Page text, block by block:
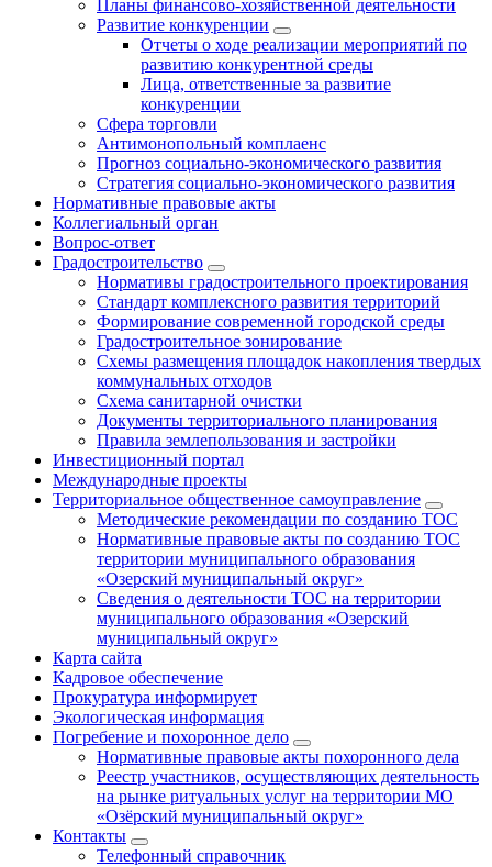
Планы финансово-хозяйственной деятельности
Развитие конкуренции
Отчеты о ходе реализации мероприятий по
развитию конкурентной среды
Лица, ответственные за развитие
конкуренции
Сфера торговли
Антимонопольный комплаенс
Прогноз социально-экономического развития
Стратегия социально-экономического развития
Нормативные правовые акты
Коллегиальный орган
Вопрос-ответ
Градостроительство
Нормативы градостроительного проектирования
Стандарт комплексного развития территорий
Формирование современной городской среды
Градостроительное зонирование
Схемы размещения площадок накопления твердых
коммунальных отходов
Схема санитарной очистки
Документы территориального планирования
Правила землепользования и застройки
Инвестиционный портал
Международные проекты
Территориальное общественное самоуправление
Методические рекомендации по созданию ТОС
Нормативные правовые акты по созданию ТОС
территории муниципального образования
«Озерский муниципальный округ»
Сведения о деятельности ТОС на территории
муниципального образования «Озерский
муниципальный округ»
Карта сайта
Кадровое обеспечение
Прокуратура информирует
Экологическая информация
Погребение и похоронное дело
Нормативные правовые акты похоронного дела
Реестр участников, осуществляющих деятельность
на рынке ритуальных услуг на территории МО
«Озёрский муниципальный округ»
Контакты
Телефонный справочник